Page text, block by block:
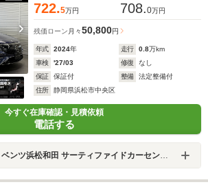
722.5万円 708.0万円
残価ローン 月々50,800円
年式 2024年 走行 0.8万km
車検
'27/03 修復
なし
保証
保証付 整備
法定整備付
住所
静岡県浜松市中央区
今すぐ在庫確認・見積依頼
電話する
ンツ浜松和田 サーティファイドカーセンター